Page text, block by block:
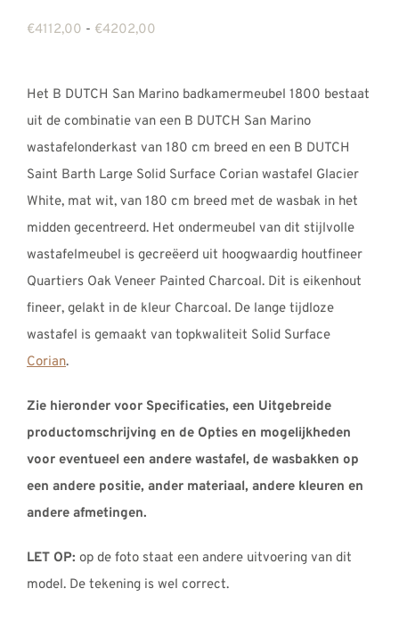
€4112,00 - €4202,00
Het B DUTCH San Marino badkamermeubel 1800 bestaat
uit de combinatie van een B DUTCH San Marino
wastafelonderkast van 180 cm breed en een B DUTCH
Saint Barth Large Solid Surface Corian wastafel Glacier
White, mat wit, van 180 cm breed met de wasbak in het
midden gecentreerd. Het ondermeubel van dit stijlvolle
wastafelmeubel is gecreëerd uit hoogwaardig houtfineer
Quartiers Oak Veneer Painted Charcoal. Dit is eikenhout
fineer, gelakt in de kleur Charcoal. De lange tijdloze
wastafel is gemaakt van topkwaliteit Solid Surface
Corian.
Zie hieronder voor Specificaties, een Uitgebreide
productomschrijving en de Opties en mogelijkheden
voor eventueel een andere wastafel, de wasbakken op
een andere positie, ander materiaal, andere kleuren en
andere afmetingen.
LET OP: op de foto staat een andere uitvoering van dit
model. De tekening is wel correct.